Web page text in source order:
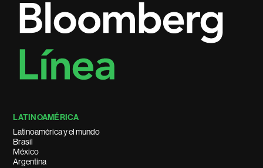
LATINOAMÉRICA
Latinoamérica y el mundo
Brasil
México
Argentina